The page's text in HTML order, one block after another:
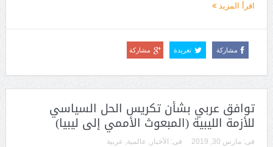
اقرأ المزيد
مشاركة تغريدة مشاركة
توافق عربي بشأن تكريس الحل السياسي
للأزمة الليبية (المبعوث الأممي إلى ليبيا)
فى: مارس 30, 2019 فى: الأخبار , عالمية, عربية